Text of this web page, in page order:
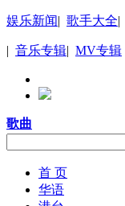
娱乐新闻| 歌手大全|
| 音乐专辑| MV专辑
歌曲
首 页
华语